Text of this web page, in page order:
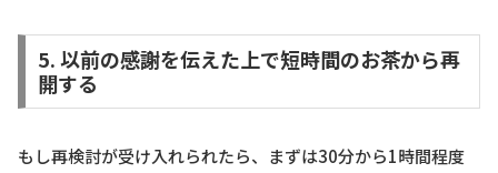
5. 以前の感謝を伝えた上で短時間のお茶から再
開する
もし再検討が受け入れられたら、まずは30分から1時間程度